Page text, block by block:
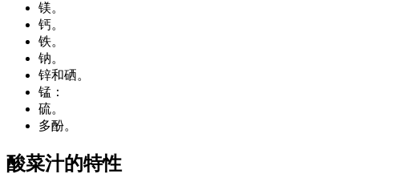
镁。
钙。
铁。
钠。
锌和硒。
锰：
硫。
多酚。
酸菜汁的特性